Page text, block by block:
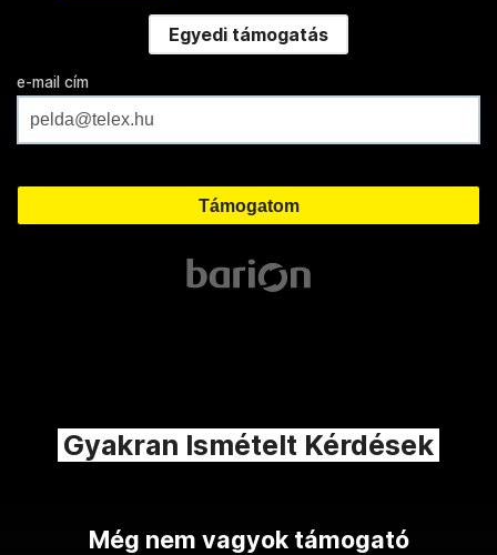
Egyedi támogatás
e-mail cím
Gyakran Ismételt Kérdések
Még nem vagyok támogató